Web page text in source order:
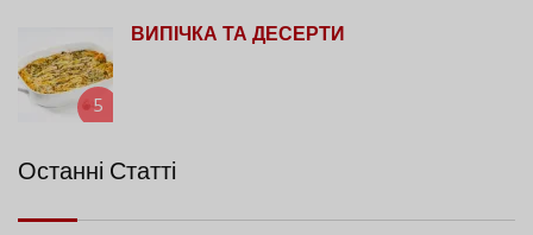
5
ВИПІЧКА ТА ДЕСЕРТИ
Останні Статті